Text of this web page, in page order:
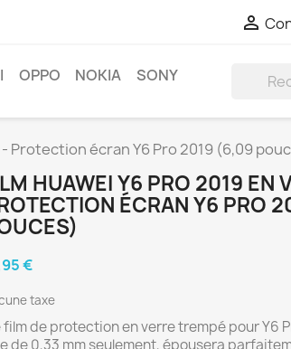

OPPO NOKIA SONY
Protection écran Y6 Pro 2019 (6,09
HUAWEI Y6 PRO 2019 EN
ÉCRAN Y6 PRO
€
taxe
film de protection en verre trempé pour Y6
de 0,33 mm seulement, épousera